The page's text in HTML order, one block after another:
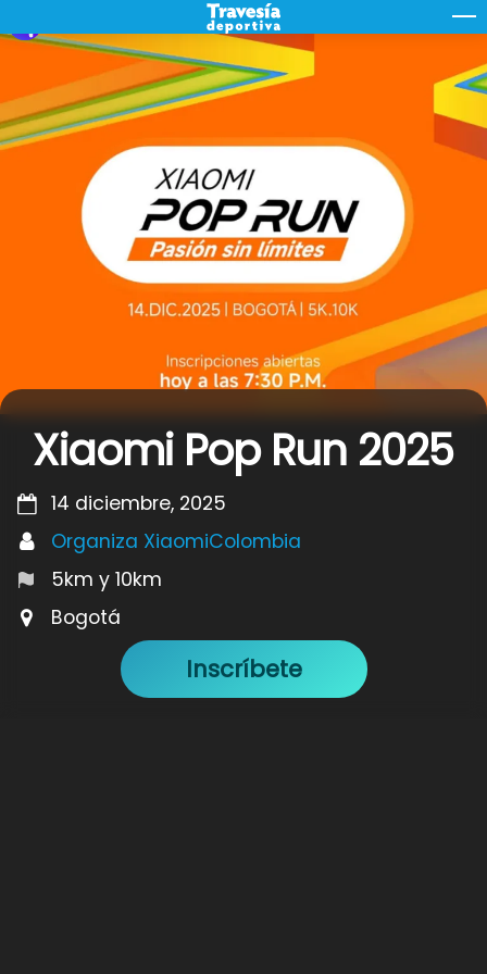
to
Xiaomi Pop Run 2025
14 diciembre, 2025
Organiza XiaomiColombia
5km y 10km
Bogotá
Inscríbete